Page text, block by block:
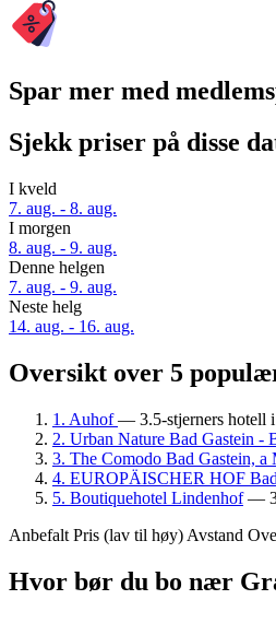
Spar mer med
Sjekk priser på disse
I kveld
7. aug. - 8. aug.
I morgen
8. aug. - 9. aug.
Denne helgen
7. aug. - 9. aug.
Neste helg
14. aug. - 16. aug.
Oversikt over 5
1. Auhof— 3.5-stjerners hotell i
2. Urban Nature Bad Gastein -
3. The Comodo Bad Gastein,
4. EUROPÄISCHER HOF
5. Boutiquehotel Lindenhof— 3-
Anbefalt Pris (lav til høy) Avstand
Hvor bør du bo nær